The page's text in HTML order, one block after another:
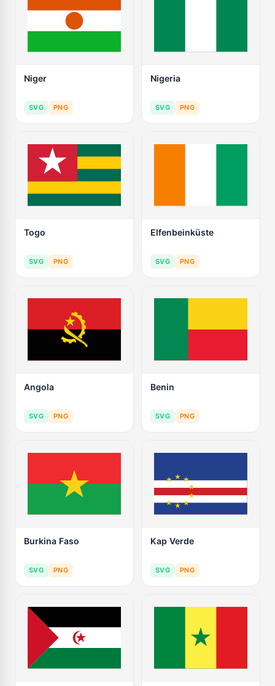
Niger
SVG PNG
Nigeria
SVG PNG
Togo
SVG PNG
Elfenbeinküste
SVG PNG
Angola
SVG PNG
Benin
SVG PNG
Burkina Faso
SVG PNG
Kap Verde
SVG PNG